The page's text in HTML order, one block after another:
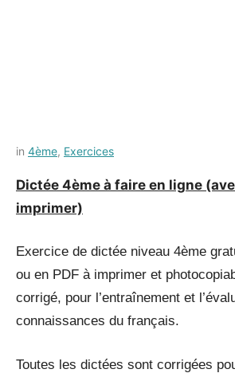
Posted
12
juillet
by
rapide
in 4ème, Exercices
Dictée 4ème à faire en ligne
imprimer)
Exercice de dictée niveau 4ème
ou en PDF à imprimer et
corrigé, pour l’entraînement et
connaissances du français.
Toutes les dictées sont corrigées